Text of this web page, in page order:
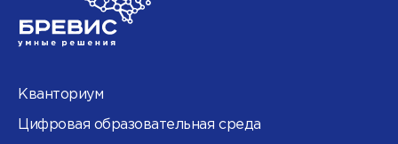
Кванториум
Цифровая образовательная среда